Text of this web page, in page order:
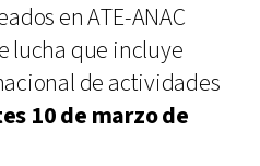
en ATE-ANAC
lucha que incluye
de actividades
10 de marzo de